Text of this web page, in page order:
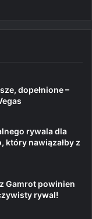
dopełnione –
rywala dla
który nawiązałby z
Gamrot powinien
rywal!